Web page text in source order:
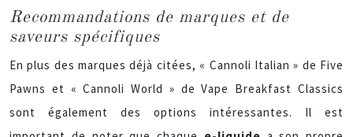
Recommandations de marques et de
saveurs spécifiques
En plus des marques déjà citées, « Cannoli Italian » de Five
Pawns et « Cannoli World » de Vape Breakfast Classics
sont également des options intéressantes. Il est